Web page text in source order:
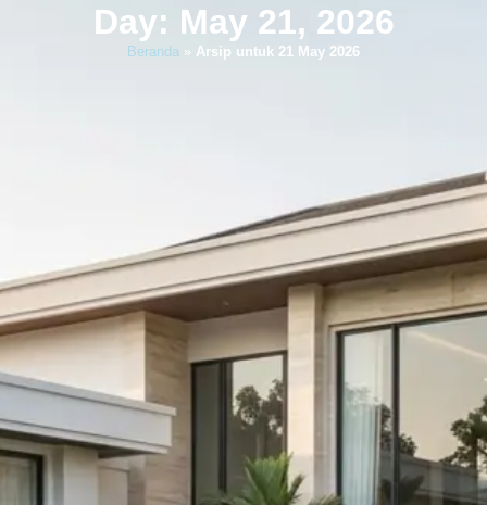
Day: May 21, 2026
Beranda » Arsip untuk 21 May 2026